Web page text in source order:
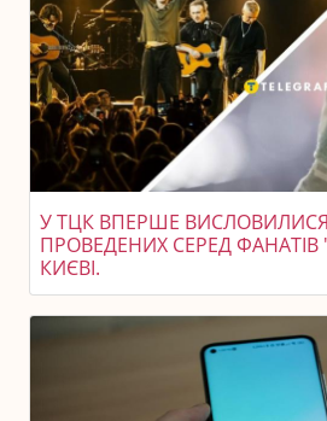
У ТЦК ВПЕРШЕ
ПРОВЕДЕНИХ СЕРЕД
КИЄВІ.